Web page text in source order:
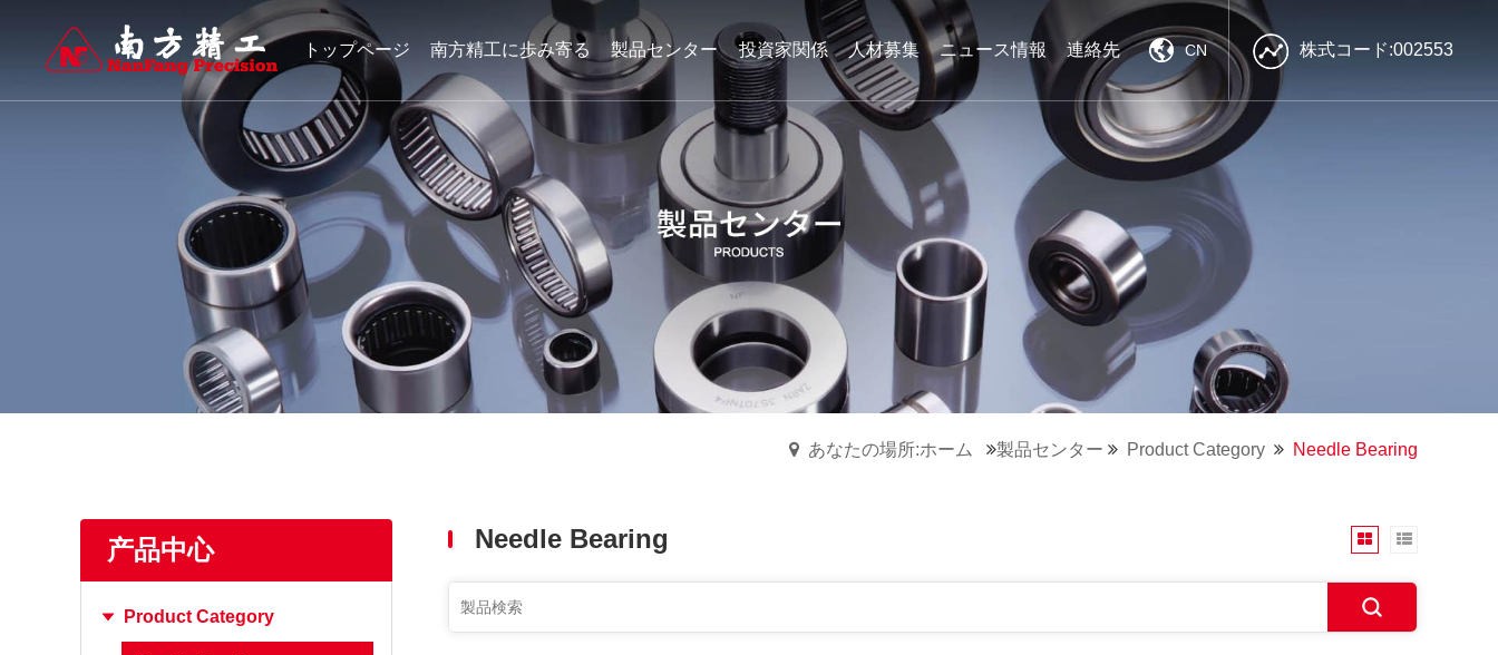
トップページ 南方精工に歩み寄る 製品センター
南方精工
強力な技術力
良質な製品
効率的なプリセールス・アフターサ
ービス
1988年の設立以来、同社は伝動分野の軸受とその関連部品の製造と研究開発に力を入れており、自
動車、オートバイ、工業応用分野で名声を博している。会社は主にニードルローラーベアリング、
ワンウェイクラッチとワンウェイプーリアセンブリを生産して、そのシリーズ製品はすでに多くの
世界500強企業と世界の多くの有名な会社がセットになっている。
ワンウェイクラッチ
ワンウェイプーリアセンブ
リ
もっと見る
投資家関係 人材募集
南方精工
強力な技術力
良質な製品
効率的なプリセールス・アフターサ
ービス
1988年の設立以来、同社は伝動分野の軸受とその関連部品の製造と研究開発に力を入れており、自
動車、オートバイ、工業応用分野で名声を博している。会社は主にニードルローラーベアリング、
ワンウェイクラッチとワンウェイプーリアセンブリを生産して、そのシリーズ製品はすでに多くの
世界500強企業と世界の多くの有名な会社がセットになっている。
人材採用
ニュース情報
南方精工
強力な技術力
良質な製品
効率的なプリセールス・アフターサ
ービス
1988年の設立以来、同社は伝動分野の軸受とその関連部品の製造と研究開発に力を入れており、自
動車、オートバイ、工業応用分野で名声を博している。会社は主にニードルローラーベアリング、
ワンウェイクラッチとワンウェイプーリアセンブリを生産して、そのシリーズ製品はすでに多くの
世界500強企業と世界の多くの有名な会社がセットになっている。
業界ニュース
連絡先 CN 株式コード:002553
あなたの場所:ホーム 製品センター Product Category Needle Bearing
产品中心
Product Category
Needle Bearing